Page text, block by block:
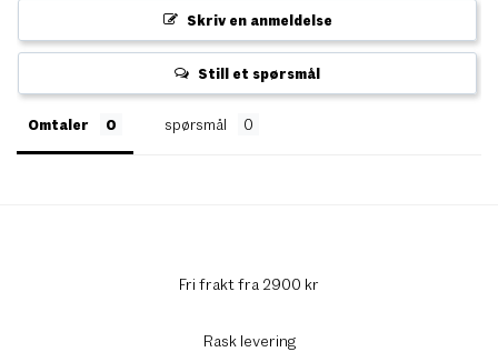
Skriv en anmeldelse
Still et spørsmål
Omtaler spørsmål
Fri frakt fra 2900 kr
Rask levering